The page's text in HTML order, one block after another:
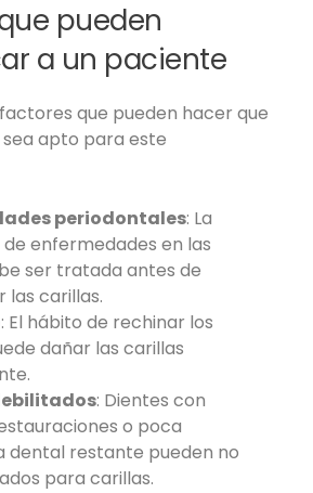
pueden
a un paciente
que pueden hacer que
apto para este
periodontales: La
enfermedades en las
ser tratada antes de
las carillas.
: El hábito de rechinar los
dañar las carillas
: Dientes con
o poca
dental restante pueden no
para carillas.